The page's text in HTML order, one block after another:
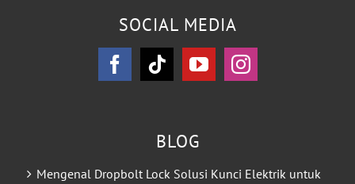
SOCIAL MEDIA
BLOG
Mengenal Dropbolt Lock Solusi Kunci Elektrik untuk